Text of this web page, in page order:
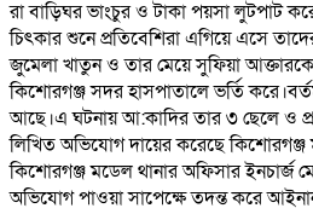
রা বাড়িঘর ভাংচুর ও টাকা পয়সা লুটপাট
চিৎকার শুনে প্রতিবেশিরা এগিয়ে এসে
জুমেলা খাতুন ও তার মেয়ে সুফিয়া
কিশোরগঞ্জ সদর হাসপাতালে ভর্তি
আছে।এ ঘটনায় আ:কাদির তার ৩ ছেলে ও
লিখিত অভিযোগ দায়ের করেছে কিশোরগঞ্জ
কিশোরগঞ্জ মডেল থানার অফিসার ইনচার্জ
অভিযোগ পাওয়া সাপেক্ষে তদন্ত করে